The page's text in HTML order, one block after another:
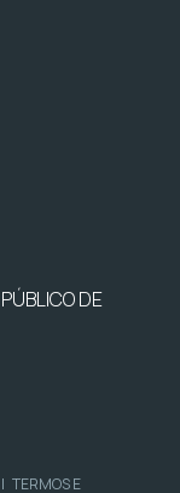
DE
| TERMOS E